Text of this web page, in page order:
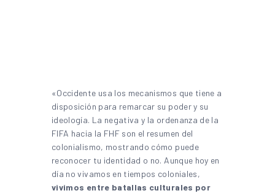
«Occidente usa los mecanismos que tiene a
disposición para remarcar su poder y su
ideología. La negativa y la ordenanza de la
FIFA hacia la FHF son el resumen del
colonialismo, mostrando cómo puede
reconocer tu identidad o no. Aunque hoy en
día no vivamos en tiempos coloniales,
vivimos entre batallas culturales por